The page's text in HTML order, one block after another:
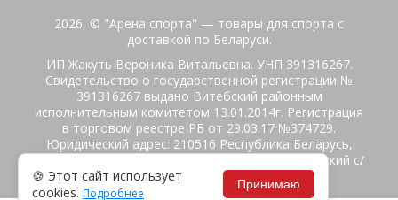
2026, © "Арена спорта" — товары для спорта с
доставкой по Беларуси.
ИП Жакуть Вероника Витальевна. УНП 391316267.
Свидетельство о государственной регистрации №
391316267 выдано Витебский районным
исполнительным комитетом 13.01.2014г. Регистрация
в торговом реестре РБ от 29.03.17 №374729.
Юридический адрес: 210516 Республика Беларусь,
Витебская область, Витебский район, Бабиничский с/
с, аг.Ольгово, ул.Школьная
🍪 Этот сайт использует
cookies. Подробнее
Принимаю